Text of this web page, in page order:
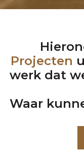
Projecten
werk dat
Waar